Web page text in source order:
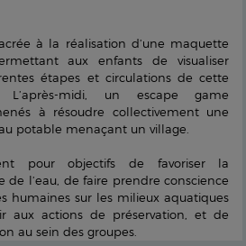
à la réalisation d’une maquette
aux enfants de visualiser
étapes et circulations de cette
L’après-midi, un escape game
à résoudre collectivement une
potable menaçant un village.
pour objectifs de favoriser la
de l’eau, de faire prendre conscience
humaines sur les milieux aquatiques
aux actions de préservation, et de
au sein des groupes.